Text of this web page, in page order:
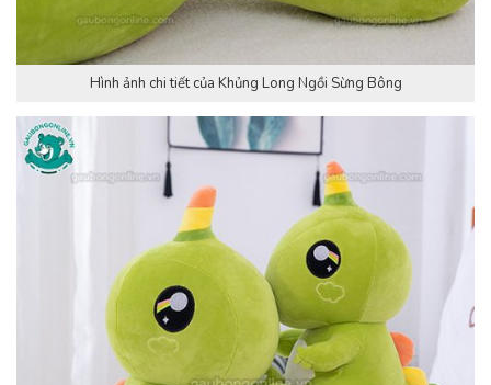
Hình ảnh chi tiết của Khủng Long Ngồi Sừng Bông